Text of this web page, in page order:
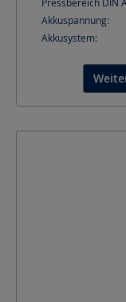
Pressbereich DIN
Akkuspannung:
Akkusystem: